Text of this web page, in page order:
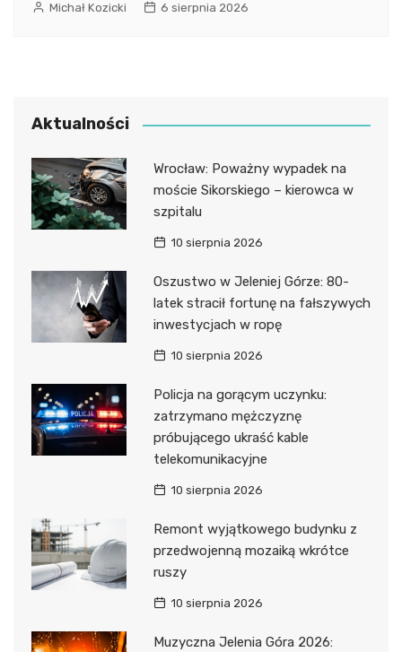
Michał Kozicki 6 sierpnia 2026
Aktualności
Wrocław: Poważny wypadek na
moście Sikorskiego – kierowca w
szpitalu
10 sierpnia 2026
Oszustwo w Jeleniej Górze: 80-
latek stracił fortunę na fałszywych
inwestycjach w ropę
10 sierpnia 2026
Policja na gorącym uczynku:
zatrzymano mężczyznę
próbującego ukraść kable
telekomunikacyjne
10 sierpnia 2026
Remont wyjątkowego budynku z
przedwojenną mozaiką wkrótce
ruszy
10 sierpnia 2026
Muzyczna Jelenia Góra 2026: